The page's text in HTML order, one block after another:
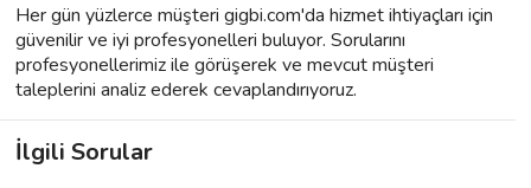
Her gün yüzlerce müşteri gigbi.com'da hizmet ihtiyaçları için
güvenilir ve iyi profesyonelleri buluyor. Sorularını
profesyonellerimiz ile görüşerek ve mevcut müşteri
taleplerini analiz ederek cevaplandırıyoruz.
İlgili Sorular